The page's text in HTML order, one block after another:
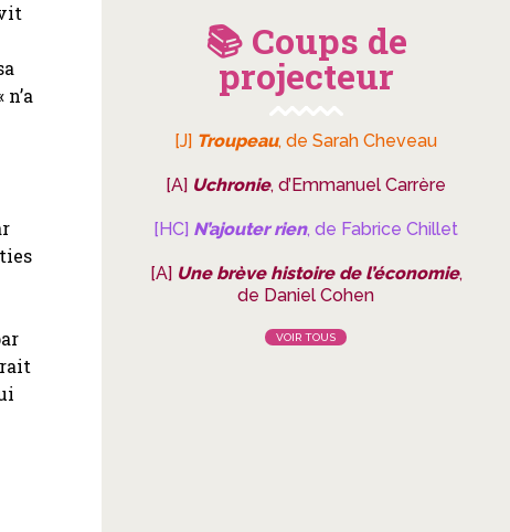
📚 Coups de
projecteur
[J] Troupeau, de Sarah Cheveau
[A] Uchronie, d’Emmanuel Carrère
[HC] N’ajouter rien, de Fabrice Chillet
[A] Une brève histoire de l’économie,
de Daniel Cohen
VOIR TOUS